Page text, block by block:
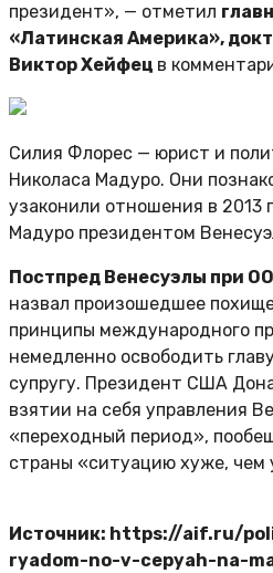
президент», — отметил
«Латинская Америка»,
Виктор Хейфец в
Силия Флорес — юрист и
Николаса Мадуро. Они
узаконили отношения в 2013
Мадуро президентом
Постпред Венесуэлы при
назвал произошедшее
принципы международного
немедленно освободить
супругу. Президент США
взятии на себя управления
«переходный период»,
страны «ситуацию хуже, чем
Источник: https://aif.ru/
ryadom-no-v-cepyah-na-